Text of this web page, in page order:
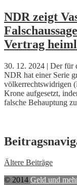
NDR zeigt
Vertrag
30. 12. 2024 | Der für
NDR hat einer Serie
völkerrechtswidrigen
Krone aufgesetzt,
falsche Behauptung
Ältere Beiträge
© 2014 Geld und